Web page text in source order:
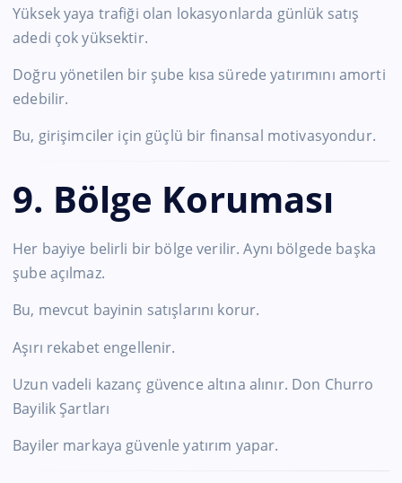
Yüksek yaya trafiği olan lokasyonlarda günlük satış
adedi çok yüksektir.
Doğru yönetilen bir şube kısa sürede yatırımını amorti
edebilir.
Bu, girişimciler için güçlü bir finansal motivasyondur.
9. Bölge Koruması
Her bayiye belirli bir bölge verilir. Aynı bölgede başka
şube açılmaz.
Bu, mevcut bayinin satışlarını korur.
Aşırı rekabet engellenir.
Uzun vadeli kazanç güvence altına alınır. Don Churro
Bayilik Şartları
Bayiler markaya güvenle yatırım yapar.